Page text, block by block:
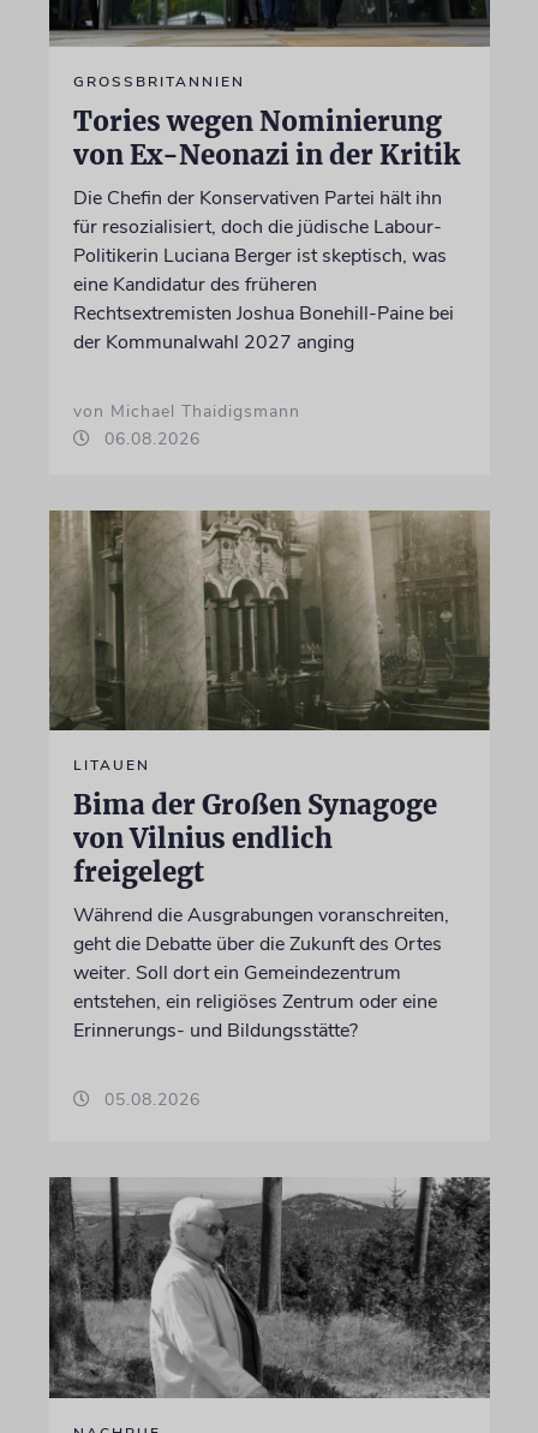
GROSSBRITANNIEN
Tories wegen Nominierung
von Ex-Neonazi in der Kritik
Die Chefin der Konservativen Partei hält ihn
für resozialisiert, doch die jüdische Labour-
Politikerin Luciana Berger ist skeptisch, was
eine Kandidatur des früheren
Rechtsextremisten Joshua Bonehill-Paine bei
der Kommunalwahl 2027 anging
von Michael Thaidigsmann
06.08.2026
LITAUEN
Bima der Großen Synagoge
von Vilnius endlich
freigelegt
Während die Ausgrabungen voranschreiten,
geht die Debatte über die Zukunft des Ortes
weiter. Soll dort ein Gemeindezentrum
entstehen, ein religiöses Zentrum oder eine
Erinnerungs- und Bildungsstätte?
05.08.2026